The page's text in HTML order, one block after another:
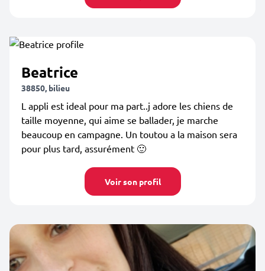
Beatrice
38850, bilieu
L appli est ideal pour ma part..j adore les chiens de
taille moyenne, qui aime se ballader, je marche
beaucoup en campagne. Un toutou a la maison sera
pour plus tard, assurément 🙂
Voir son profil